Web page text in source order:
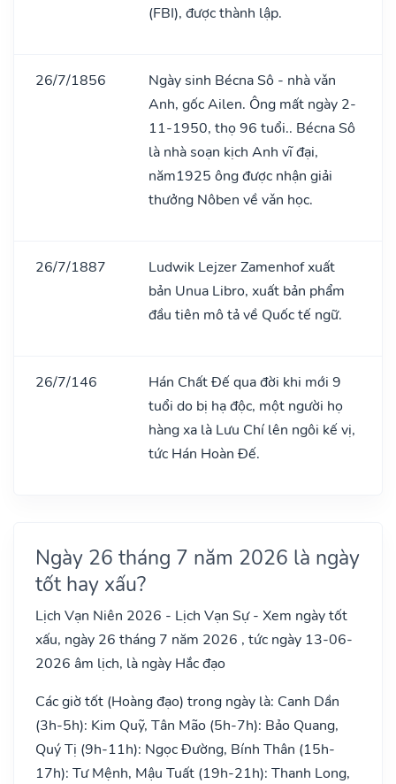
(FBI), được thành lập.
26/7/1856
Ngày sinh Bécna Sô - nhà vǎn
Anh, gốc Ailen. Ông mất ngày 2-
11-1950, thọ 96 tuổi.. Bécna Sô
là nhà soạn kịch Anh vĩ đại,
năm1925 ông được nhận giải
thưởng Nôben về vǎn học.
26/7/1887
Ludwik Lejzer Zamenhof xuất
bản Unua Libro, xuất bản phẩm
đầu tiên mô tả về Quốc tế ngữ.
26/7/146
Hán Chất Đế qua đời khi mới 9
tuổi do bị hạ độc, một người họ
hàng xa là Lưu Chí lên ngôi kế vị,
tức Hán Hoàn Đế.
Ngày 26 tháng 7 năm 2026 là ngày
tốt hay xấu?
Lịch Vạn Niên 2026 - Lịch Vạn Sự - Xem ngày tốt
xấu, ngày 26 tháng 7 năm 2026 , tức ngày 13-06-
2026 âm lịch, là ngày Hắc đạo
Các giờ tốt (Hoàng đạo) trong ngày là: Canh Dần
(3h-5h): Kim Quỹ, Tân Mão (5h-7h): Bảo Quang,
Quý Tị (9h-11h): Ngọc Đường, Bính Thân (15h-
17h): Tư Mệnh, Mậu Tuất (19h-21h): Thanh Long,